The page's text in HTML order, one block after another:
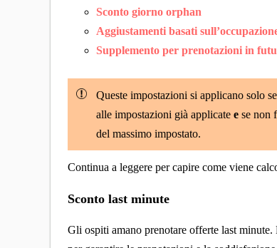
Sconto giorno orphan
Aggiustamenti basati
Supplemento per prenotazioni in
Queste impostazioni si applicano solo
alle impostazioni già applicateese non
del massimo impostato.
Continua a leggere per capire come viene
Sconto last minute
Gli ospiti amano prenotare offerte last